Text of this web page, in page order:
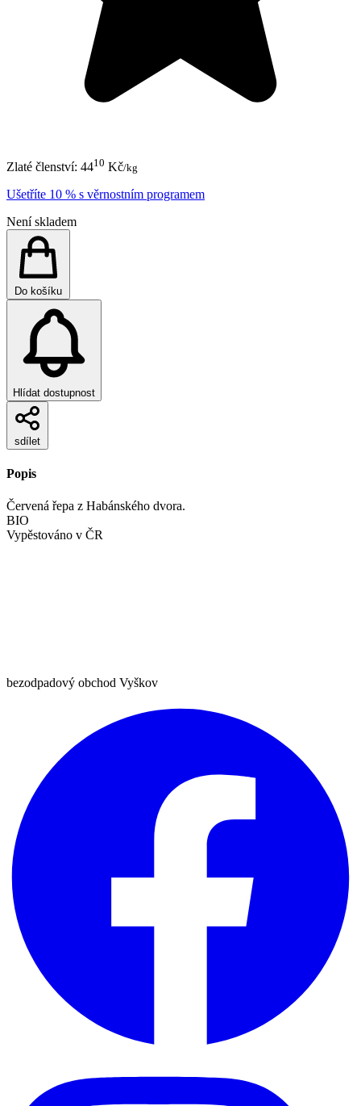
Zlaté členství: 4410 Kč/kg
Ušetříte 10 % s věrnostním programem
Není skladem
Do košíku
Hlídat dostupnost
sdílet
Popis
Červená řepa z Habánského dvora.
BIO
Vypěstováno v ČR
bezodpadový obchod Vyškov